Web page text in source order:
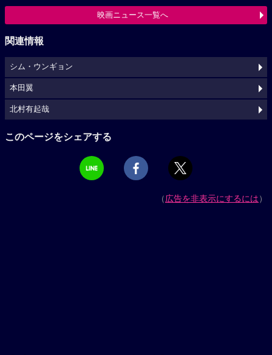
映画ニュース一覧へ
関連情報
シム・ウンギョン
本田翼
北村有起哉
このページをシェアする
（広告を非表示にするには）